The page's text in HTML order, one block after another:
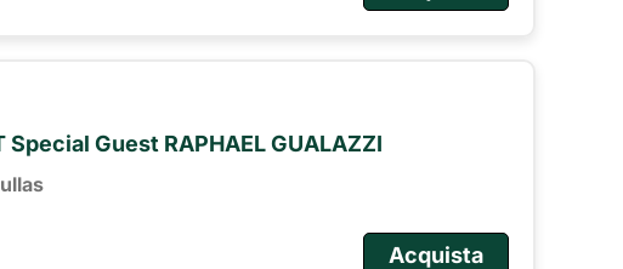
Guest RAPHAEL GUALAZZI
Acquista